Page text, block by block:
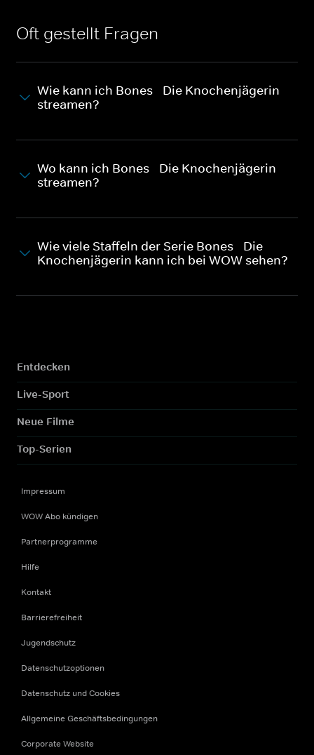
Oft gestellt Fragen
Wie kann ich Bones - Die Knochenjägerin
streamen?
Wo kann ich Bones - Die Knochenjägerin
streamen?
Wie viele Staffeln der Serie Bones - Die
Knochenjägerin kann ich bei WOW sehen?
Entdecken
Live-Sport
Neue Filme
Top-Serien
Impressum
WOW Abo kündigen
Partnerprogramme
Hilfe
Kontakt
Barrierefreiheit
Jugendschutz
Datenschutzoptionen
Datenschutz und Cookies
Allgemeine Geschäftsbedingungen
Corporate Website